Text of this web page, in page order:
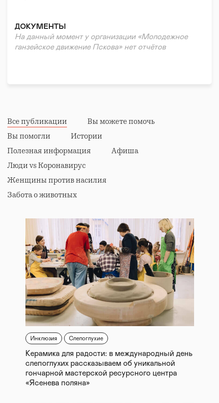
ДОКУМЕНТЫ
На данный момент у организации «Молодежное
ганзейское движение Пскова» нет отчётов
Все публикации
Вы можете помочь
Вы помогли
Истории
Полезная информация
Афиша
Люди vs Коронавирус
Женщины против насилия
Забота о животных
Инклюзия Слепоглухие
Керамика для радости: в международный день
слепоглухих рассказываем об уникальной
гончарной мастерской ресурсного центра
«Ясенева поляна»